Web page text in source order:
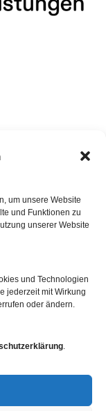
um unsere Website
und Funktionen zu
unserer Website
und Technologien
jederzeit mit Wirkung
oder ändern.
.